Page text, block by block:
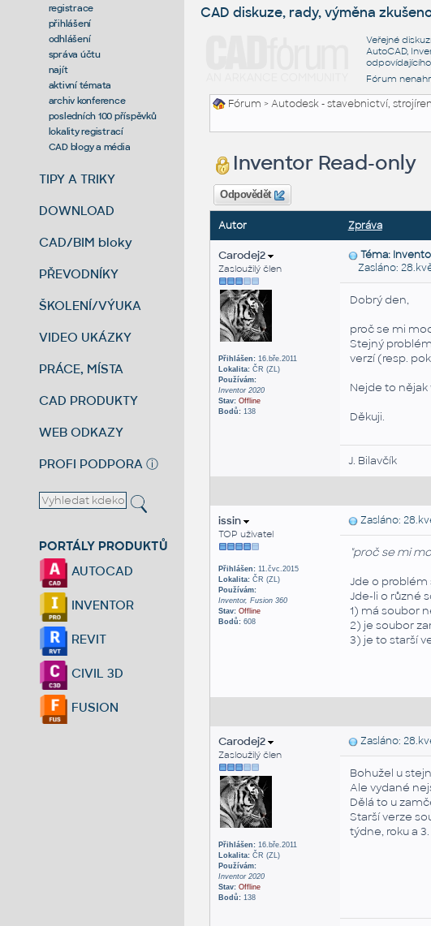
registrace
přihlášení
odhlášení
správa účtu
najít
aktivní témata
archiv konference
posledních 100 příspěvků
lokality registrací
CAD blogy a média
TIPY A TRIKY
DOWNLOAD
CAD/BIM bloky
PŘEVODNÍKY
ŠKOLENÍ/VÝUKA
VIDEO UKÁZKY
PRÁCE, MÍSTA
CAD PRODUKTY
WEB ODKAZY
PROFI PODPORA ⓘ
PORTÁLY PRODUKTŮ
AUTOCAD
INVENTOR
REVIT
CIVIL 3D
FUSION
CAD diskuze, rady, výměna
Veřejné
AutoCAD,
Fórum
Fórum >Autodesk - stavebnictví,
Inventor Read-only
Odpovědět
Autor Zpráva
Carodej2
Zasloužilý člen
Přihlášen:16.bře.2011
Lokalita:ČR (ZL)
Používám:
Inventor 2020
Stav: Offline
Bodů:138
Téma:
Zasláno:
Dobrý den,
proč se mi
Stejný
verzí (resp.
Nejde to
Děkuji.
J. Bilavčík
issin
TOP uživatel
Přihlášen:11.čvc.2015
Lokalita:ČR (ZL)
Používám:
Inventor, Fusion 360
Stav: Offline
Bodů:608
Zasláno:
"proč se mi
Jde o
Jde-li o různé
1) má soubor
2) je soubor
3) je to starší
Carodej2
Zasloužilý člen
Přihlášen:16.bře.2011
Lokalita:ČR (ZL)
Používám:
Inventor 2020
Stav: Offline
Bodů:138
Zasláno:
Bohužel u
Ale vydané
Dělá to u
Starší verze
týdne, roku a